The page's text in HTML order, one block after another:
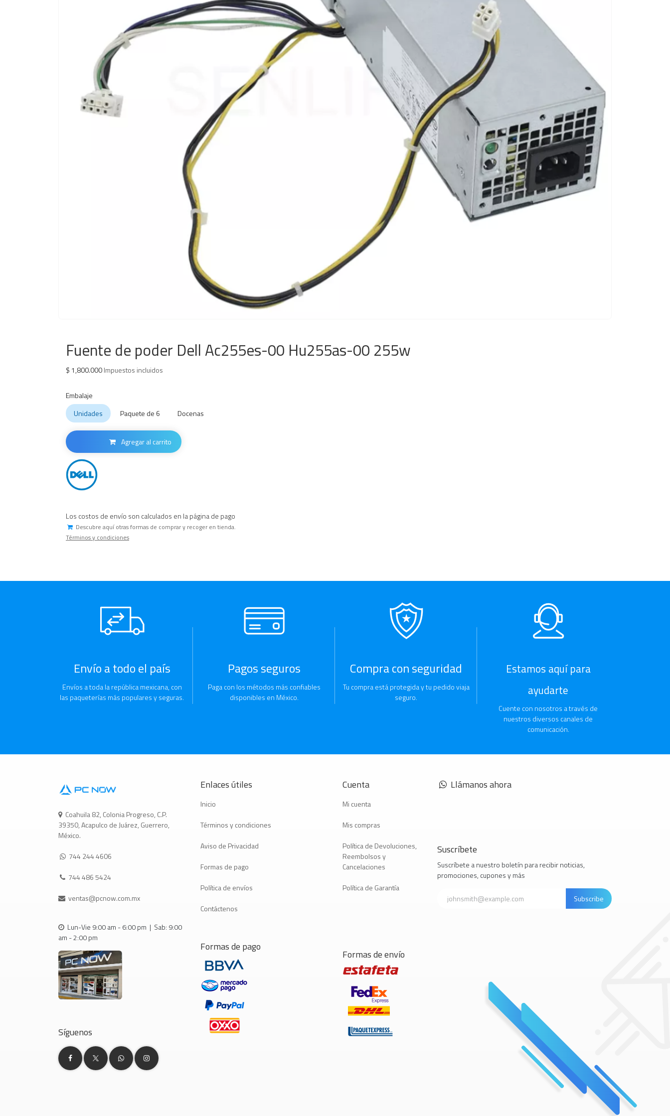
Fuente de poder Dell Ac255es-00 Hu255as-00 255w
$ 1,800.000Impuestos incluidos
Embalaje
Unidades
Paquete de 6 Docenas
Agregar al carrito
Los costos de envío son calculados en la página de pago
Descubre aquí otras formas de comprar y recoger en tienda.
Términos y condiciones
Envío a todo el país
Envíos a toda la república mexicana, con
las paqueterías más populares y seguras.
Pagos seguros
Paga con los métodos más confiables
disponibles en México.
Compra con seguridad
Tu compra está protegida y tu pedido viaja
seguro.
Estamos aquí para
ayudarte
Cuente con nosotros a través de
nuestros diversos canales de
comunicación.
Coahuila 82, Colonia Progreso, C.P.
39350, Acapulco de Juárez, Guerrero,
México.
744 244 4606
744 486 5424
ventas@pcnow.com.mx
Lun-Vie 9:00 am - 6:00 pm | Sab: 9:00
am - 2:00 pm
Síguenos
Enlaces útiles
Inicio
Términos y condiciones
Aviso de Privacidad
Formas de pago
Política de envíos
Contáctenos
Formas de pago
Cuenta
Mi cuenta
Mis compras
Política de Devoluciones,
Reembolsos y
Cancelaciones
Política de Garantía
Formas de envío
Llámanos ahora
Suscríbete
Suscríbete a nuestro boletín para recibir noticias,
promociones, cupones y más
Subscribe